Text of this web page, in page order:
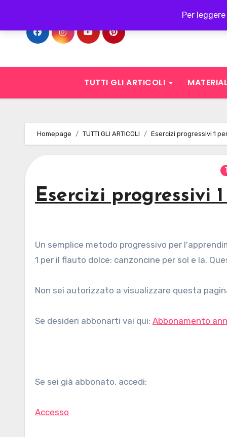
Per
content
TUTTI GLI ARTICOLI
Homepage TUTTI GLI ARTICOLI Esercizi progressivi 1
Esercizi progressivi
Un semplice metodo progressivo per l'apprendimento del flauto dolce nella scuola primaria. Esercizi progressivi
1 per il flauto dolce: canzoncine per sol e la.
Non sei autorizzato a visualizzare questa
Se desideri abbonarti vai qui: Abbonamento
Se sei già abbonato, accedi:
Accesso